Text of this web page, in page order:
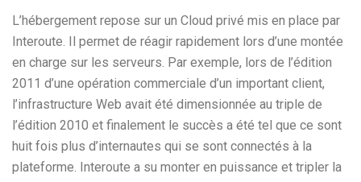
L’hébergement repose sur un Cloud privé mis en place par
Interoute. Il permet de réagir rapidement lors d’une montée
en charge sur les serveurs. Par exemple, lors de l’édition
2011 d’une opération commerciale d’un important client,
l’infrastructure Web avait été dimensionnée au triple de
l’édition 2010 et finalement le succès a été tel que ce sont
huit fois plus d’internautes qui se sont connectés à la
plateforme. Interoute a su monter en puissance et tripler la